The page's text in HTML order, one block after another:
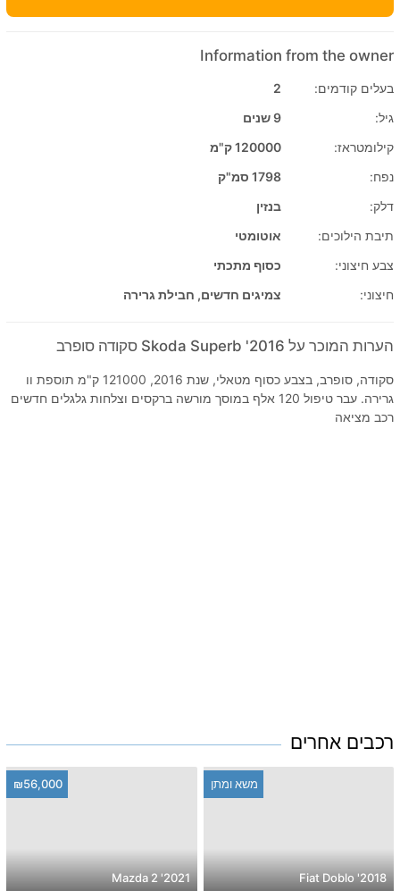
Information from the owner
בעלים קודמים:
2
גיל:
9 שנים
קילומטראז:
120000 ק"מ
נפח:
1798 סמ"ק
דלק:
בנזין
תיבת הילוכים:
אוטומטי
צבע חיצוני:
כסוף מתכתי
חיצוני:
צמיגים חדשים, חבילת גרירה
הערות המוכר על 2016' Skoda Superb סקודה סופרב
סקודה, סופרב, בצבע כסוף מטאלי, שנת 2016, 121000 ק"מ תוספת וו
גרירה. עבר טיפול 120 אלף במוסך מורשה ברקסים וצלחות גלגלים חדשים
רכב מציאה
רכבים אחרים
משא ומתן
2018' Fiat Doblo
₪56,000
2021' Mazda 2